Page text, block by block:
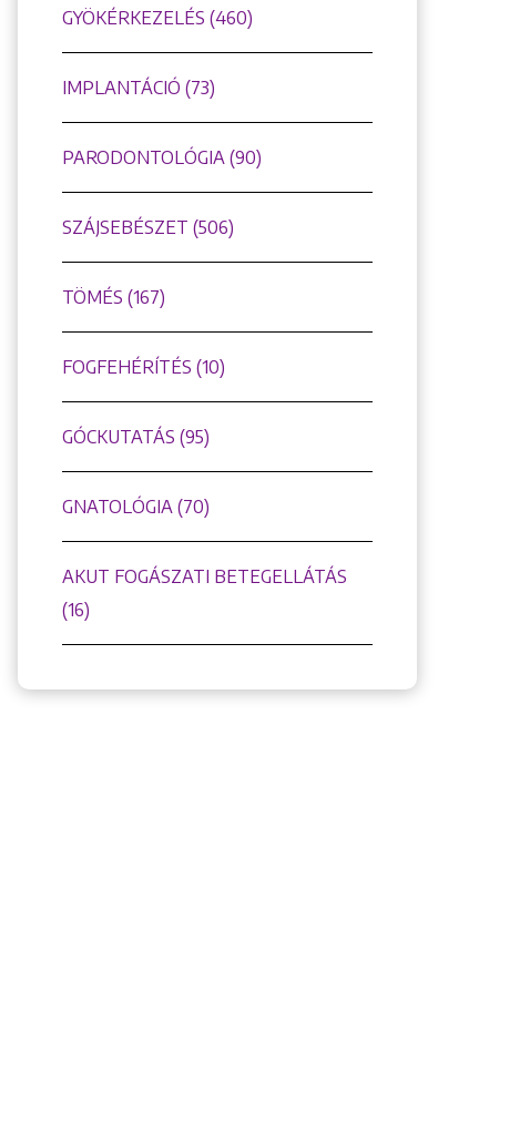
GYÖKÉRKEZELÉS (460)
IMPLANTÁCIÓ (73)
PARODONTOLÓGIA (90)
SZÁJSEBÉSZET (506)
TÖMÉS (167)
FOGFEHÉRÍTÉS (10)
GÓCKUTATÁS (95)
GNATOLÓGIA (70)
AKUT FOGÁSZATI BETEGELLÁTÁS
(16)